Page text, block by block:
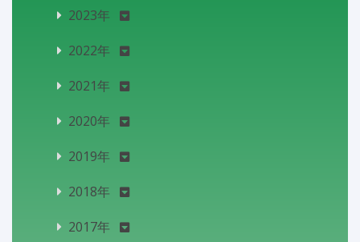
2023年
2022年
2021年
2020年
2019年
2018年
2017年